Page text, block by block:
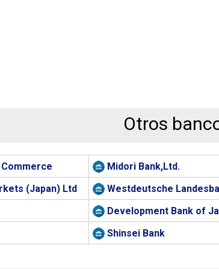
Otros
Commerce Midori Bank,Ltd.
(Japan) Ltd
Westdeutsche
Development Bank of
Shinsei Bank